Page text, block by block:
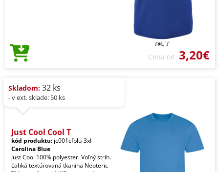
Cena od 3,20€
Skladom: 32 ks
- v ext. sklade: 50 ks
Just Cool Cool T
kód produktu: jc001cfblu-3xl
Carolina Blue
Just Cool 100% polyester. Voľný strih.
Ľahká textúrovaná tkanina Neoteric